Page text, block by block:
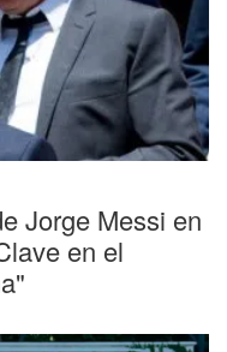
Jorge Messi en
en el